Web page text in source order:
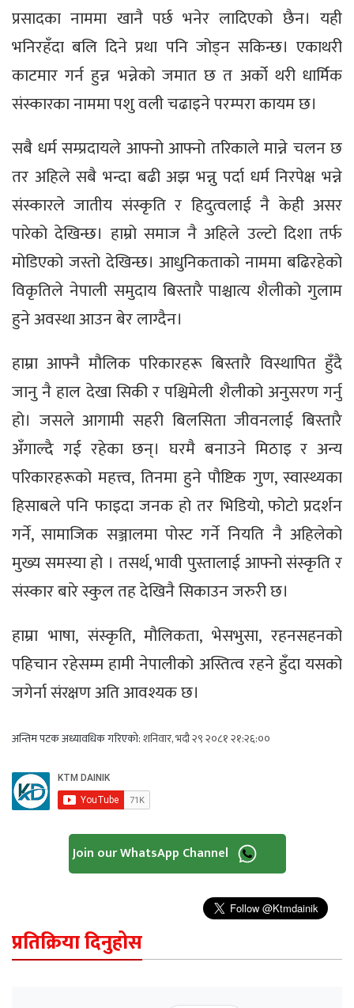
प्रसादका नाममा खानै पर्छ भनेर लादिएको छैन। यही
भनिरहँदा बलि दिने प्रथा पनि जोड्न सकिन्छ। एकाथरी
काटमार गर्न हुन्न भन्नेको जमात छ त अर्को थरी धार्मिक
संस्कारका नाममा पशु वली चढाइने परम्परा कायम छ।
सबै धर्म सम्प्रदायले आफ्नो आफ्नो तरिकाले मान्ने चलन छ
तर अहिले सबै भन्दा बढी अझ भन्नु पर्दा धर्म निरपेक्ष भन्ने
संस्कारले जातीय संस्कृति र हिदुत्वलाई नै केही असर
पारेको देखिन्छ। हाम्रो समाज नै अहिले उल्टो दिशा तर्फ
मोडिएको जस्तो देखिन्छ। आधुनिकताको नाममा बढिरहेको
विकृतिले नेपाली समुदाय बिस्तारै पाश्चात्य शैलीको गुलाम
हुने अवस्था आउन बेर लाग्दैन।
हाम्रा आफ्नै मौलिक परिकारहरू बिस्तारै विस्थापित हुँदै
जानु नै हाल देखा सिकी र पश्चिमेली शैलीको अनुसरण गर्नु
हो। जसले आगामी सहरी बिलसिता जीवनलाई बिस्तारै
अँगाल्दै गई रहेका छन्। घरमै बनाउने मिठाइ र अन्य
परिकारहरूको महत्त्व, तिनमा हुने पौष्टिक गुण, स्वास्थ्यका
हिसाबले पनि फाइदा जनक हो तर भिडियो, फोटो प्रदर्शन
गर्ने, सामाजिक सञ्जालमा पोस्ट गर्ने नियति नै अहिलेको
मुख्य समस्या हो । तसर्थ, भावी पुस्तालाई आफ्नो संस्कृति र
संस्कार बारे स्कुल तह देखिनै सिकाउन जरुरी छ।
हाम्रा भाषा, संस्कृति, मौलिकता, भेसभुसा, रहनसहनको
पहिचान रहेसम्म हामी नेपालीको अस्तित्व रहने हुँदा यसको
जगेर्ना संरक्षण अति आवश्यक छ।
अन्तिम पटक अध्यावधिक गरिएको:शनिवार, भदौ २९ २०८१ २१:२६:००
Join our WhatsApp Channel
प्रतिक्रिया दिनुहोस